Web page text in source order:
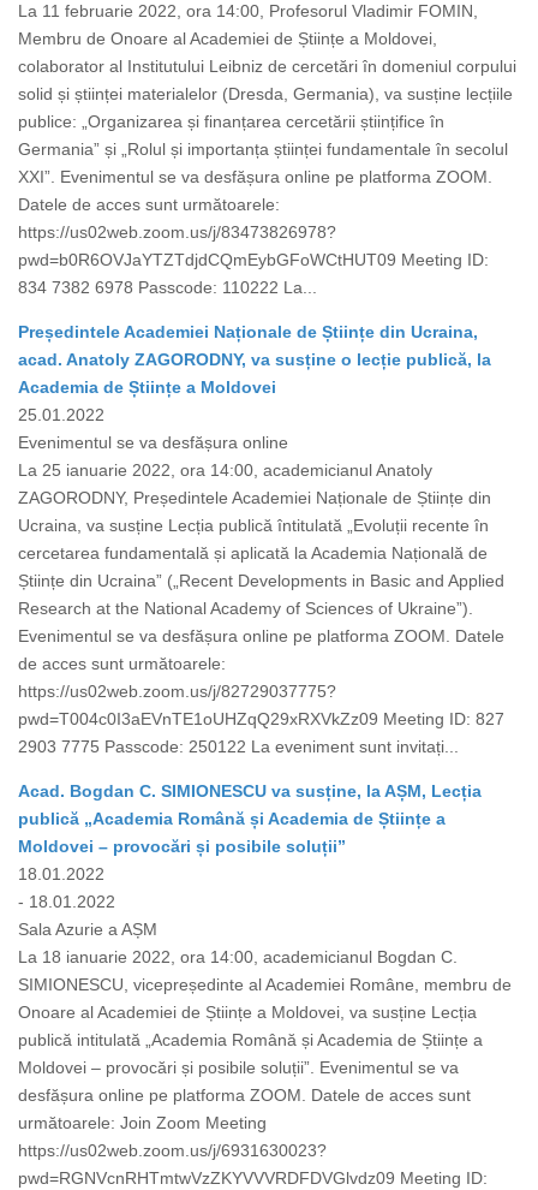
La 11 februarie 2022, ora 14:00, Profesorul Vladimir FOMIN,
Membru de Onoare al Academiei de Științe a Moldovei,
colaborator al Institutului Leibniz de cercetări în domeniul corpului
solid și științei materialelor (Dresda, Germania), va susține lecțiile
publice: „Organizarea și finanțarea cercetării științifice în
Germania” și „Rolul și importanța științei fundamentale în secolul
XXI”. Evenimentul se va desfășura online pe platforma ZOOM.
Datele de acces sunt următoarele:
https://us02web.zoom.us/j/83473826978?
pwd=b0R6OVJaYTZTdjdCQmEybGFoWCtHUT09 Meeting ID:
834 7382 6978 Passcode: 110222 La...
Președintele Academiei Naționale de Științe din Ucraina,
acad. Anatoly ZAGORODNY, va susține o lecție publică, la
Academia de Științe a Moldovei
25.01.2022
Evenimentul se va desfășura online
La 25 ianuarie 2022, ora 14:00, academicianul Anatoly
ZAGORODNY, Președintele Academiei Naționale de Științe din
Ucraina, va susține Lecția publică întitulată „Evoluții recente în
cercetarea fundamentală și aplicată la Academia Națională de
Științe din Ucraina” („Recent Developments in Basic and Applied
Research at the National Academy of Sciences of Ukraine”).
Evenimentul se va desfășura online pe platforma ZOOM. Datele
de acces sunt următoarele:
https://us02web.zoom.us/j/82729037775?
pwd=T004c0I3aEVnTE1oUHZqQ29xRXVkZz09 Meeting ID: 827
2903 7775 Passcode: 250122 La eveniment sunt invitați...
Acad. Bogdan C. SIMIONESCU va susține, la AȘM, Lecția
publică „Academia Română și Academia de Științe a
Moldovei – provocări și posibile soluții”
18.01.2022
- 18.01.2022
Sala Azurie a AȘM
La 18 ianuarie 2022, ora 14:00, academicianul Bogdan C.
SIMIONESCU, vicepreședinte al Academiei Române, membru de
Onoare al Academiei de Științe a Moldovei, va susține Lecția
publică intitulată „Academia Română și Academia de Științe a
Moldovei – provocări și posibile soluții”. Evenimentul se va
desfășura online pe platforma ZOOM. Datele de acces sunt
următoarele: Join Zoom Meeting
https://us02web.zoom.us/j/6931630023?
pwd=RGNVcnRHTmtwVzZKYVVVRDFDVGlvdz09 Meeting ID: